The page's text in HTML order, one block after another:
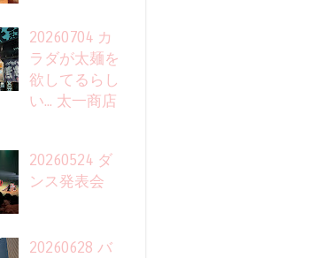
20260704 カ
ラダが太麺を
欲してるらし
い... 太一商店
20260524 ダ
ンス発表会
20260628 バ